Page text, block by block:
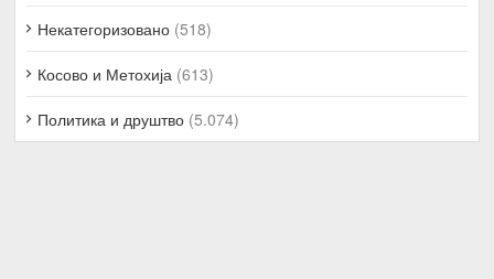
Некатегоризовано (518)
Косово и Метохија (613)
Политика и друштво (5.074)